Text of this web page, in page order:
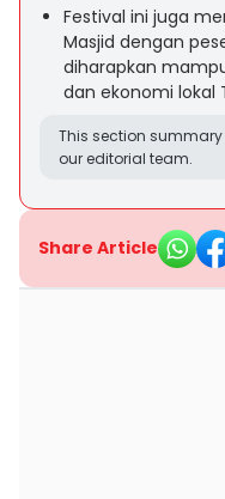
Festival ini juga
Masjid dengan
diharapkan
dan ekonomi lokal
This section
our editorial team.
Share Article